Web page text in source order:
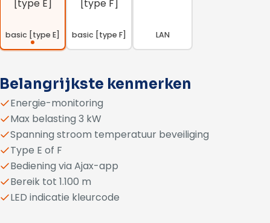
basic [type E] basic [type F] LAN
Belangrijkste kenmerken
Energie-monitoring
Max belasting 3 kW
Spanning stroom temperatuur beveiliging
Type E of F
Bediening via Ajax-app
Bereik tot 1.100 m
LED indicatie kleurcode